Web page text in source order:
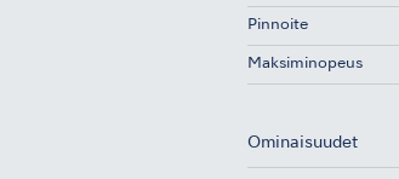
Pinnoite
Maksiminopeus
Ominaisuudet